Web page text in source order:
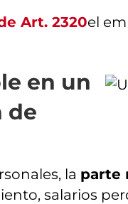
Art. 2320el
en un
de
la parte
salarios